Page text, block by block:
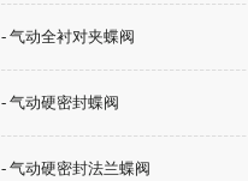
- 气动全衬对夹蝶阀
- 气动硬密封蝶阀
- 气动硬密封法兰蝶阀